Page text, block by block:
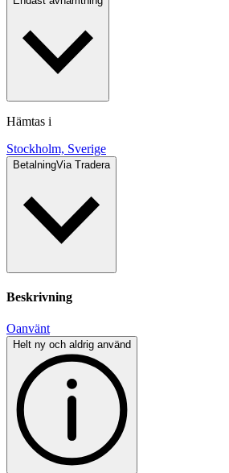
Hämtas i
Stockholm, Sverige
BetalningVia Tradera
Beskrivning
Oanvänt
Helt ny och aldrig använd